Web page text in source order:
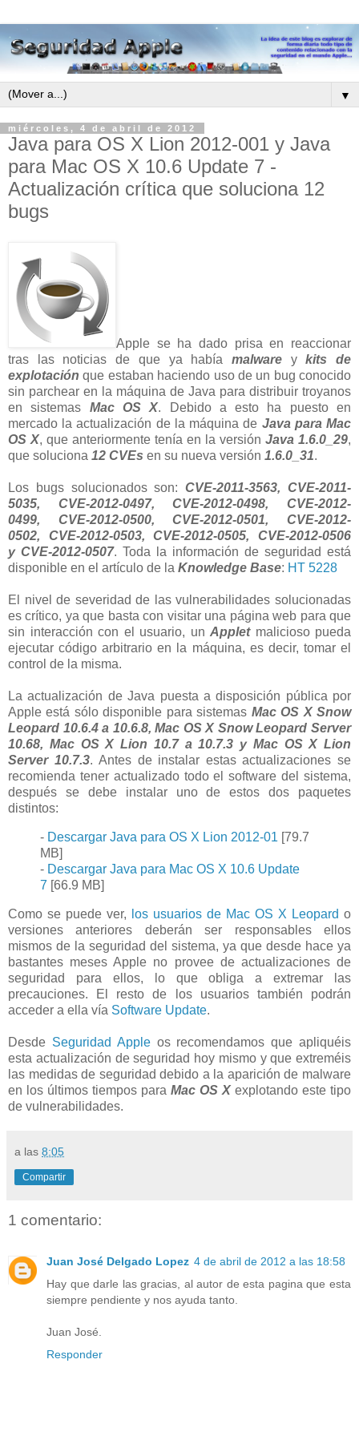
▼
miércoles, 4 de abril de 2012
Java para OS X Lion 2012-001 y Java
para Mac OS X 10.6 Update 7 -
Actualización crítica que soluciona 12
bugs
Apple se ha dado prisa en reaccionar
tras las noticias de que ya había malwareykits de
explotación que estaban haciendo uso de un bug conocido
sin parchear en la máquina de Java para distribuir troyanos
en sistemas Mac OS X. Debido a esto ha puesto en
mercado la actualización de la máquina de Java para Mac
OS X, que anteriormente tenía en la versión Java 1.6.0_29,
que soluciona 12 CVEs en su nueva versión 1.6.0_31.
Los bugs solucionados son:CVE-2011-3563, CVE-2011-
5035, CVE-2012-0497, CVE-2012-0498, CVE-2012-
0499, CVE-2012-0500, CVE-2012-0501, CVE-2012-
0502, CVE-2012-0503, CVE-2012-0505, CVE-2012-0506
y CVE-2012-0507. Toda la información de seguridad está
disponible en el artículo de la Knowledge Base: HT 5228
El nivel de severidad de las vulnerabilidades solucionadas
es crítico, ya que basta con visitar una página web para que
sin interacción con el usuario, un Appletmalicioso pueda
ejecutar código arbitrario en la máquina, es decir, tomar el
control de la misma.
La actualización de Java puesta a disposición pública por
Apple está sólo disponible para sistemas Mac OS X Snow
Leopard 10.6.4 a 10.6.8, Mac OS X Snow Leopard Server
10.68, Mac OS X Lion 10.7 a 10.7.3 y Mac OS X Lion
Server 10.7.3. Antes de instalar estas actualizaciones se
recomienda tener actualizado todo el software del sistema,
después se debe instalar uno de estos dos paquetes
distintos:
- Descargar Java para OS X Lion 2012-01 [79.7
MB]
- Descargar Java para Mac OS X 10.6 Update
7 [66.9 MB]
Como se puede ver, los usuarios de Mac OS X Leopard o
versiones anteriores deberán ser responsables ellos
mismos de la seguridad del sistema, ya que desde hace ya
bastantes meses Apple no provee de actualizaciones de
seguridad para ellos, lo que obliga a extremar las
precauciones. El resto de los usuarios también podrán
acceder a ella vía Software Update.
Desde Seguridad Appleos recomendamos que apliquéis
esta actualización de seguridad hoy mismo y que extreméis
las medidas de seguridad debido a la aparición de malware
en los últimos tiempos para Mac OS X explotando este tipo
de vulnerabilidades.
a las 8:05
Compartir
1 comentario:
Juan José Delgado Lopez 4 de abril de 2012 a las 18:58
Hay que darle las gracias, al autor de esta pagina que esta
siempre pendiente y nos ayuda tanto.
Juan José.
Responder